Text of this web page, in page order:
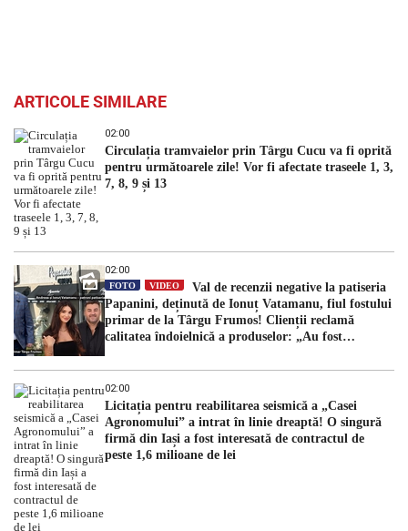
ARTICOLE SIMILARE
02:00
Circulația tramvaielor prin Târgu Cucu va fi oprită
pentru următoarele zile! Vor fi afectate traseele 1, 3,
7, 8, 9 și 13
02:00
FOTO VIDEO
Val de recenzii negative la patiseria
Papanini, deținută de Ionuț Vatamanu, fiul fostului
primar de la Târgu Frumos! Clienții reclamă
calitatea îndoielnică a produselor: „Au fost
02:00
Licitația pentru reabilitarea seismică a „Casei
Agronomului” a intrat în linie dreaptă! O singură
firmă din Iași a fost interesată de contractul de
peste 1,6 milioane de lei